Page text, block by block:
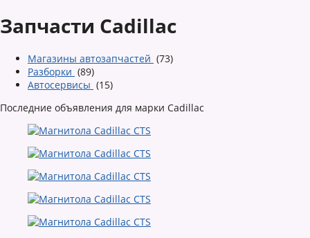
Запчасти Cadillac
Магазины автозапчастей (73)
Разборки (89)
Автосервисы (15)
Последние объявления для марки Cadillac